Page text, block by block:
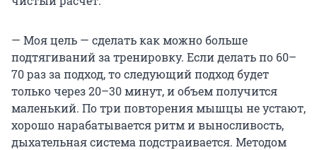
— Моя цель — сделать как можно больше
подтягиваний за тренировку. Если делать по 60–
70 раз за подход, то следующий подход будет
только через 20–30 минут, и объем получится
маленький. По три повторения мышцы не устают,
хорошо нарабатывается ритм и выносливость,
дыхательная система подстраивается. Методом